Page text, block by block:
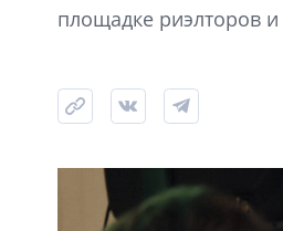
площадке риэлторов